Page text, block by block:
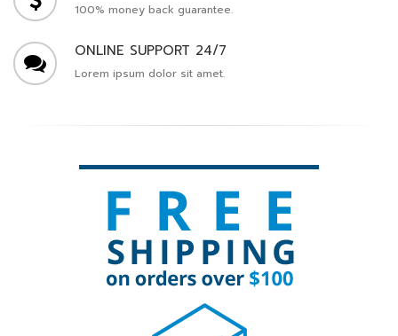
100% money back guarantee.
ONLINE SUPPORT 24/7
Lorem ipsum dolor sit amet.